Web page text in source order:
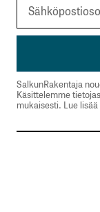
SalkunRakentaja
Käsittelemme
mukaisesti. Lue lisää